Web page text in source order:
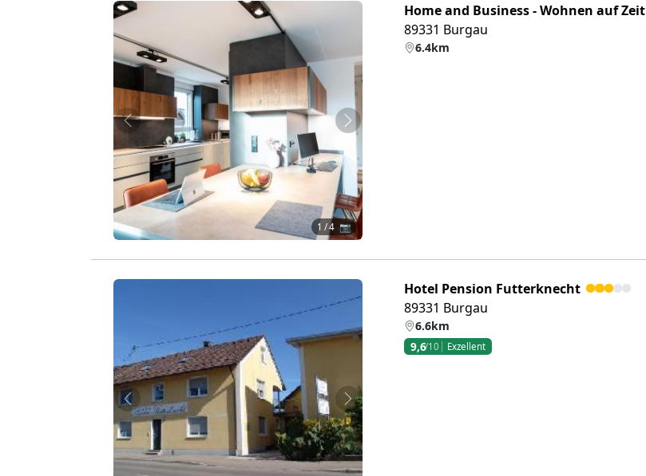
Zurück Weiter
1 / 4 📷
Home and Business - Wohnen auf Zeit
89331 Burgau
6.4km
Zurück Weiter
Hotel Pension Futterknecht
89331 Burgau
6.6km
9,6/10 Exzellent